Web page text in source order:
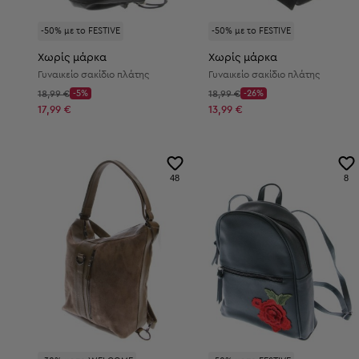
-50% με το FESTIVE
Χωρίς μάρκα
Γυναικείο σακίδιο πλάτης
Αρχική τιμή:
18,99 €
Discount Price:
-5%
Μειωμένη τιμή:
17,99 €
-50% με το FESTIVE
Χωρίς μάρκα
Γυναικείο σακίδιο πλάτης
Αρχική τιμή:
18,99 €
Discount Price:
-26%
Μειωμένη τιμή:
13,99 €
48 8